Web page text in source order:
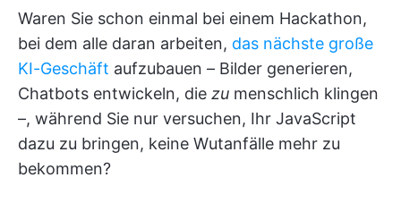
Waren Sie schon einmal bei einem Hackathon,
bei dem alle daran arbeiten, das nächste große
KI-Geschäft aufzubauen – Bilder generieren,
Chatbots entwickeln, die zu menschlich klingen
–, während Sie nur versuchen, Ihr JavaScript
dazu zu bringen, keine Wutanfälle mehr zu
bekommen?